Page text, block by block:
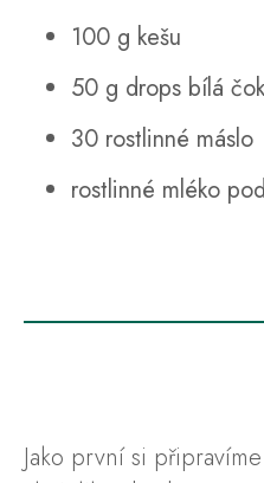
100 g kešu
50 g drops bílá
30 rostlinné máslo
rostlinné mléko
Jako první si